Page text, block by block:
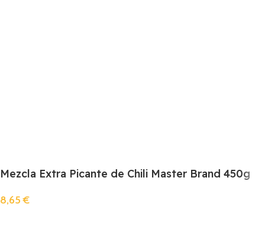
Mezcla Extra Picante de Chili Master Brand 450g
8,65€